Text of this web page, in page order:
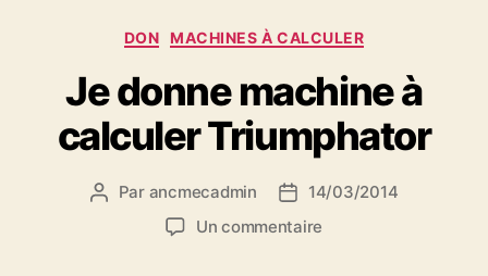
Catégories
DON MACHINES À CALCULER
Je donne machine à
calculer Triumphator
Auteur
Par ancmecadmin
Date
de
14/03/2014
Un commentaire